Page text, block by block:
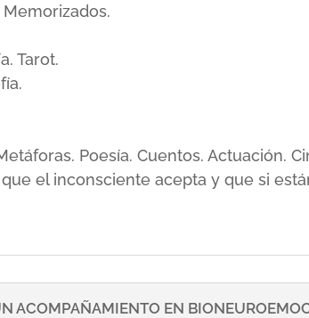
Tarot.
Poesía. Cuentos. Actuación.
el inconsciente acepta y que si
ACOMPAÑAMIENTO EN